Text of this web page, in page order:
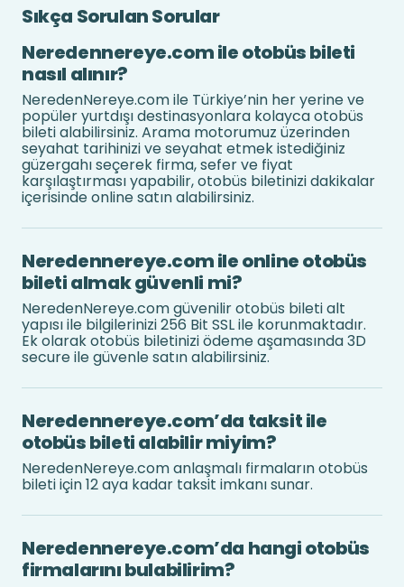
Sıkça Sorulan Sorular
Neredennereye.com ile otobüs bileti
nasıl alınır?
NeredenNereye.com ile Türkiye’nin her yerine ve
popüler yurtdışı destinasyonlara kolayca otobüs
bileti alabilirsiniz. Arama motorumuz üzerinden
seyahat tarihinizi ve seyahat etmek istediğiniz
güzergahı seçerek firma, sefer ve fiyat
karşılaştırması yapabilir, otobüs biletinizi dakikalar
içerisinde online satın alabilirsiniz.
Neredennereye.com ile online otobüs
bileti almak güvenli mi?
NeredenNereye.com güvenilir otobüs bileti alt
yapısı ile bilgilerinizi 256 Bit SSL ile korunmaktadır.
Ek olarak otobüs biletinizi ödeme aşamasında 3D
secure ile güvenle satın alabilirsiniz.
Neredennereye.com’da taksit ile
otobüs bileti alabilir miyim?
NeredenNereye.com anlaşmalı firmaların otobüs
bileti için 12 aya kadar taksit imkanı sunar.
Neredennereye.com’da hangi otobüs
firmalarını bulabilirim?